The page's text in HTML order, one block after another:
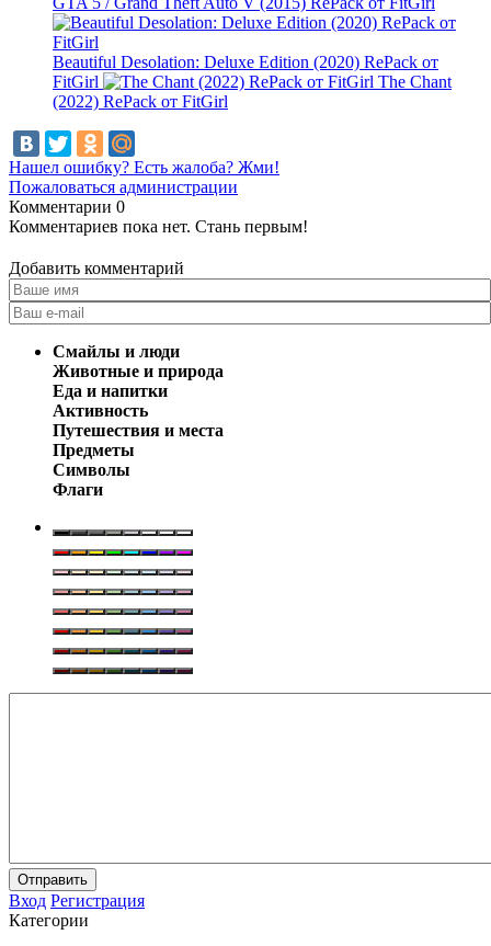
Beautiful Desolation: Deluxe Edition (2020) RePack от
FitGirl
The Chant
(2022) RePack от FitGirl
Нашел ошибку? Есть жалоба? Жми!
Пожаловаться администрации
Комментарии 0
Комментариев пока нет. Стань первым!
Добавить комментарий
Смайлы и люди
Животные и природа
Еда и напитки
Активность
Путешествия и места
Предметы
Символы
Флаги
Отправить
Вход Регистрация
Категории